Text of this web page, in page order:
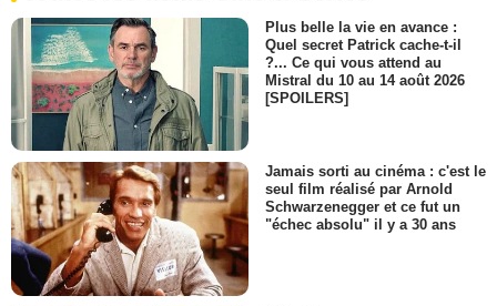
Plus belle la vie en avance :
Quel secret Patrick cache-t-il
?... Ce qui vous attend au
Mistral du 10 au 14 août 2026
[SPOILERS]
Jamais sorti au cinéma : c'est le
seul film réalisé par Arnold
Schwarzenegger et ce fut un
"échec absolu" il y a 30 ans